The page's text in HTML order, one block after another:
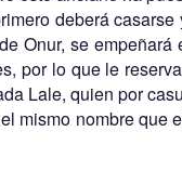
deberá casarse
Onur, se empeñará
por lo que le
Lale, quien por
mismo nombre que